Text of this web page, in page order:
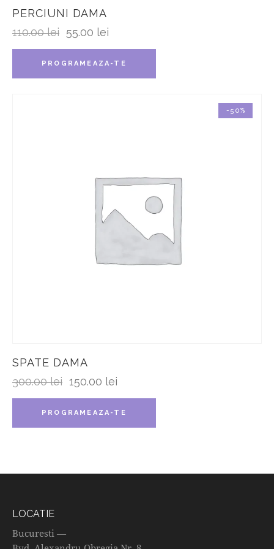
PERCIUNI DAMA
110.00lei 55.00 lei
PROGRAMEAZA-TE
-50%
SPATE DAMA
300.00lei 150.00 lei
PROGRAMEAZA-TE
LOCATIE
Bucuresti —